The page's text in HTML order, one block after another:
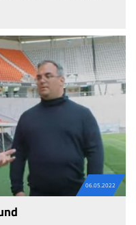
06.05.2022